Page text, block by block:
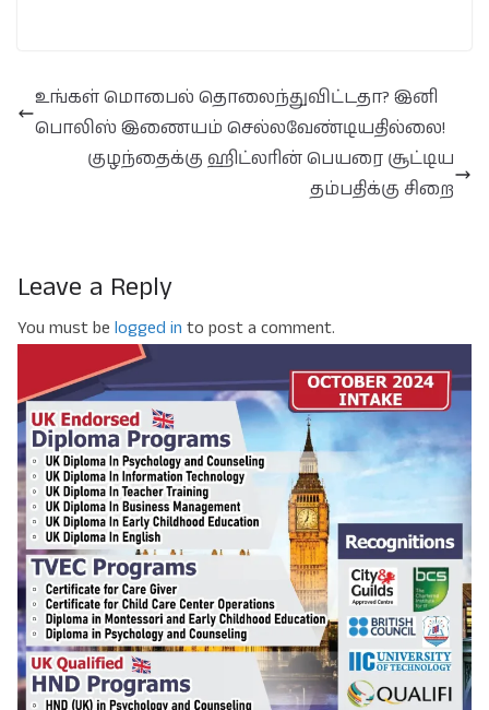
உங்கள் மொபைல் தொலைந்துவிட்டதா? இனி
பொலிஸ் இணையம் செல்லவேண்டியதில்லை!
குழந்தைக்கு ஹிட்லரின் பெயரை சூட்டிய
தம்பதிக்கு சிறை
Leave a Reply
You must be logged in to post a comment.